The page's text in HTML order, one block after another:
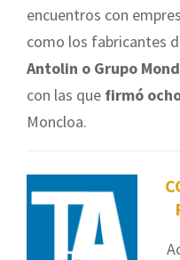
encuentros con
como los fabricantes
Antolin o Grupo
con las que firmó
Moncloa.